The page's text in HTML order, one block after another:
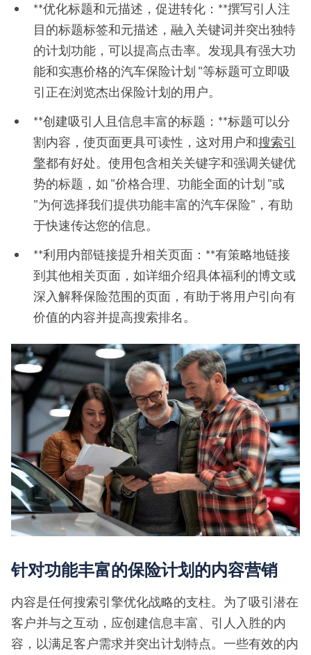
**优化标题和元描述，促进转化：**撰写引人注
目的标题标签和元描述，融入关键词并突出独特
的计划功能，可以提高点击率。发现具有强大功
能和实惠价格的汽车保险计划 "等标题可立即吸
引正在浏览杰出保险计划的用户。
**创建吸引人且信息丰富的标题：**标题可以分
割内容，使页面更具可读性，这对用户和搜索引
擎都有好处。使用包含相关关键字和强调关键优
势的标题，如 "价格合理、功能全面的计划 "或
"为何选择我们提供功能丰富的汽车保险"，有助
于快速传达您的信息。
**利用内部链接提升相关页面：**有策略地链接
到其他相关页面，如详细介绍具体福利的博文或
深入解释保险范围的页面，有助于将用户引向有
价值的内容并提高搜索排名。
针对功能丰富的保险计划的内容营销
内容是任何搜索引擎优化战略的支柱。为了吸引潜在
客户并与之互动，应创建信息丰富、引人入胜的内
容，以满足客户需求并突出计划特点。一些有效的内